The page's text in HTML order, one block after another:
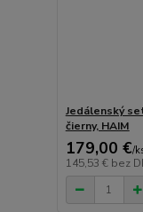
Jedálenský
čierny, HAIM
179,00 €/
145,53 € bez